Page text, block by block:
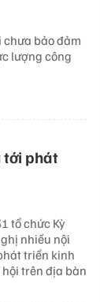
bảo đảm
lượng công
tới phát
tổ chức Kỳ
nhiều nội
triển kinh
hội trên địa bàn